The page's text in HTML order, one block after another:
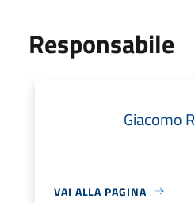
Responsabile
Giacomo
VAI ALLA PAGINA